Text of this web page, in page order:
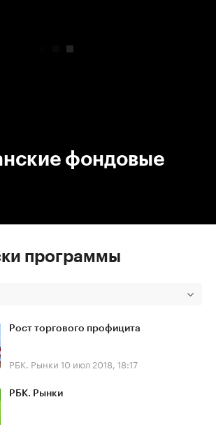
фондовые
программы
Рост торгового профицита
РБК. Рынки 10 июл 2018, 18:17
РБК. Рынки